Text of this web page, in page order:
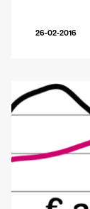
26-02-2016